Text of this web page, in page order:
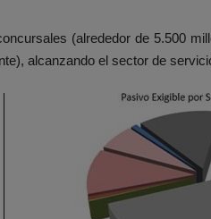
(alrededor de 5.500
alcanzando el sector de